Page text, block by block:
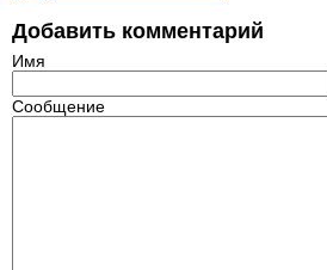
Добавить комментарий
Имя
Сообщение